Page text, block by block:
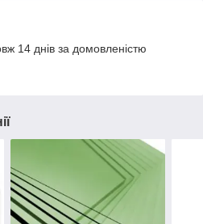
14 днів за домовленістю